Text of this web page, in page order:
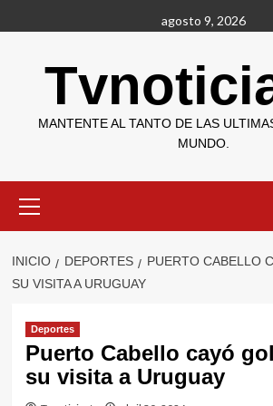
al
agosto 9, 2026
MANTENTE AL TANTO DE LAS
MUNDO.
primario
INICIO DEPORTES
PUERTO CABELLO
SU VISITA A URUGUAY
Deportes
Puerto Cabello cayó
su visita a Uruguay